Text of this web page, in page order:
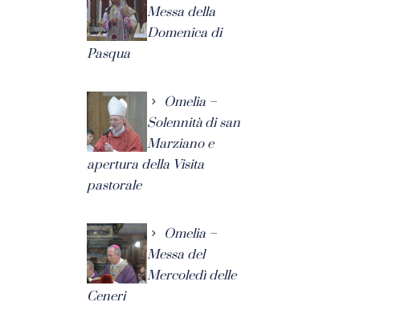
Messa della
Domenica di
Pasqua
Omelia –
Solennità di san
Marziano e
apertura della Visita
pastorale
Omelia –
Messa del
Mercoledì delle
Ceneri